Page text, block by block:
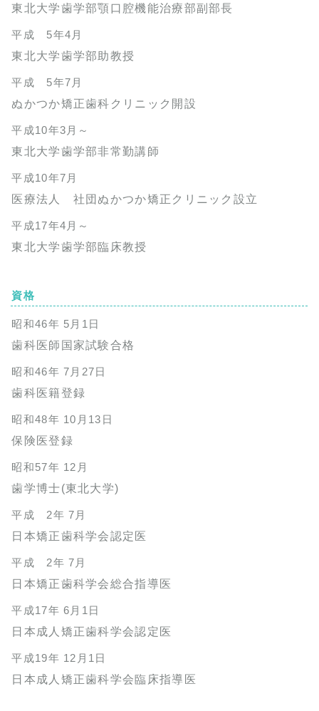
東北大学歯学部顎口腔機能治療部副部長
平成 5年4月
東北大学歯学部助教授
平成 5年7月
ぬかつか矯正歯科クリニック開設
平成10年3月～
東北大学歯学部非常勤講師
平成10年7月
医療法人 社団ぬかつか矯正クリニック設立
平成17年4月～
東北大学歯学部臨床教授
資格
昭和46年 5月1日
歯科医師国家試験合格
昭和46年 7月27日
歯科医籍登録
昭和48年 10月13日
保険医登録
昭和57年 12月
歯学博士(東北大学)
平成 2年 7月
日本矯正歯科学会認定医
平成 2年 7月
日本矯正歯科学会総合指導医
平成17年 6月1日
日本成人矯正歯科学会認定医
平成19年 12月1日
日本成人矯正歯科学会臨床指導医